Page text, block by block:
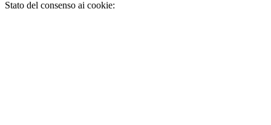
Stato del consenso ai cookie: